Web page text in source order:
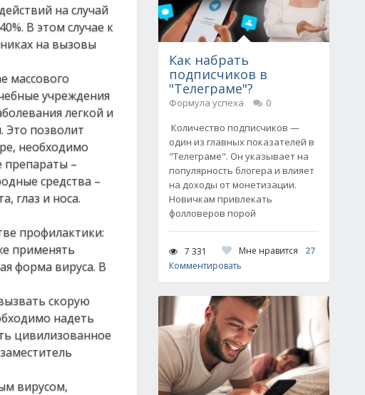
на случай
В этом случае к
на вызовы
массового
учреждения
легкой и
Это позволит
необходимо
препараты –
средства –
глаз и носа.
профилактики:
применять
форма вируса. В
скорую
надеть
цивилизованное
вирусом,
Как набрать
подписчиков в
"Телеграме"?
Формула успеха
0
Количество подписчиков —
один из главных показателей в
"Телеграме". Он указывает на
популярность блогера и влияет
на доходы от монетизации.
Новичкам привлекать
фолловеров порой
7 331 Мне нравится
27
Комментировать